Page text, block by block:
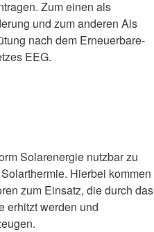
Zum einen als
und zum anderen Als
nach dem Erneuerbare-
EEG.
Solarenergie nutzbar zu
Hierbei kommen
zum Einsatz, die durch das
erhitzt werden und